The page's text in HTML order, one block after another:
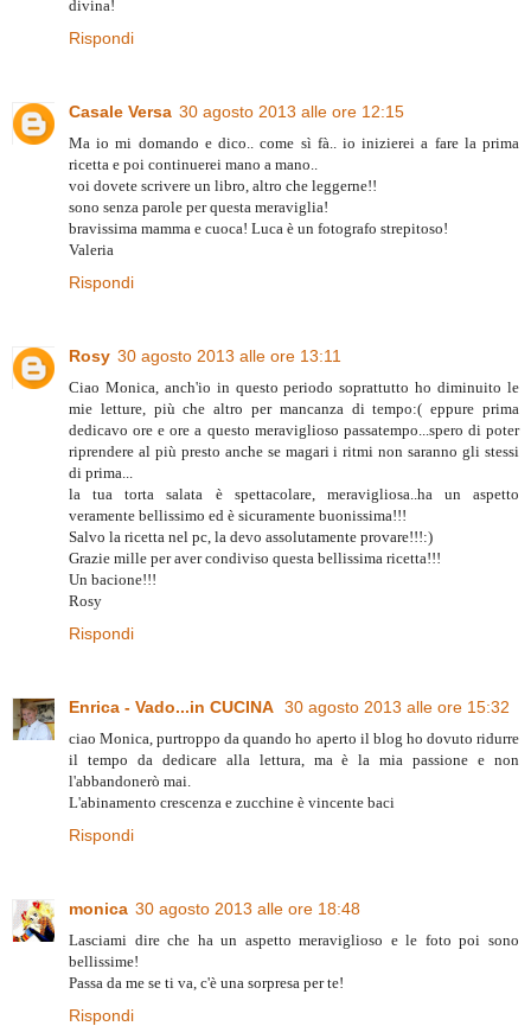
divina!
Rispondi
Casale Versa 30 agosto 2013 alle ore 12:15
Ma io mi domando e dico.. come sì fà.. io inizierei a fare la prima
ricetta e poi continuerei mano a mano..
voi dovete scrivere un libro, altro che leggerne!!
sono senza parole per questa meraviglia!
bravissima mamma e cuoca! Luca è un fotografo strepitoso!
Valeria
Rispondi
Rosy 30 agosto 2013 alle ore 13:11
Ciao Monica, anch'io in questo periodo soprattutto ho diminuito le
mie letture, più che altro per mancanza di tempo:( eppure prima
dedicavo ore e ore a questo meraviglioso passatempo...spero di poter
riprendere al più presto anche se magari i ritmi non saranno gli stessi
di prima...
la tua torta salata è spettacolare, meravigliosa..ha un aspetto
veramente bellissimo ed è sicuramente buonissima!!!
Salvo la ricetta nel pc, la devo assolutamente provare!!!:)
Grazie mille per aver condiviso questa bellissima ricetta!!!
Un bacione!!!
Rosy
Rispondi
Enrica - Vado...in CUCINA 30 agosto 2013 alle ore 15:32
ciao Monica, purtroppo da quando ho aperto il blog ho dovuto ridurre
il tempo da dedicare alla lettura, ma è la mia passione e non
l'abbandonerò mai.
L'abinamento crescenza e zucchine è vincente baci
Rispondi
monica 30 agosto 2013 alle ore 18:48
Lasciami dire che ha un aspetto meraviglioso e le foto poi sono
bellissime!
Passa da me se ti va, c'è una sorpresa per te!
Rispondi